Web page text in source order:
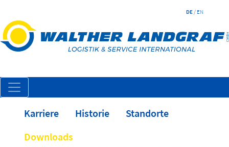
DE / EN
Karriere Historie
Standorte
Downloads